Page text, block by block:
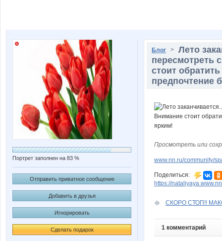
Портрет заполнен на 83 %
Отправить приватное сообщение
Добавить в друзья
Игнорировать
Сделать подарок
Блог > Лето
пересмотреть
стоит
предпочтение
Просмотреть или
www.nn.ru/community/
Поделиться:
https://
СКОРО СТОП!!
1 комментарий